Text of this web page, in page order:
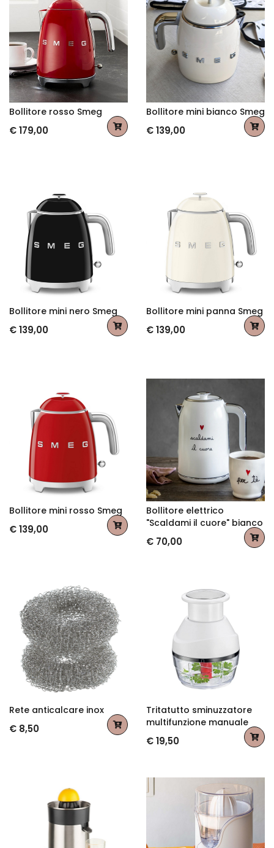
Bollitore rosso Smeg
€ 179,00
Bollitore mini bianco Smeg
€ 139,00
Bollitore mini nero Smeg
€ 139,00
Bollitore mini panna Smeg
€ 139,00
Bollitore mini rosso Smeg
€ 139,00
Bollitore elettrico
"Scaldami il cuore" bianco
€ 70,00
Rete anticalcare inox
€ 8,50
Tritatutto sminuzzatore
multifunzione manuale
€ 19,50